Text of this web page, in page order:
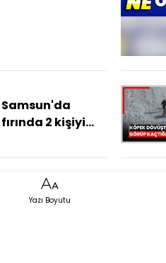
Samsun'da
fırında 2 kişiyi
çocuk tutuklandı
Yazı Boyutu